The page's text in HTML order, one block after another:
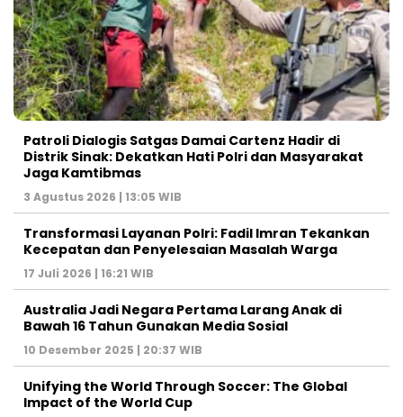
Patroli Dialogis Satgas Damai Cartenz Hadir di
Distrik Sinak: Dekatkan Hati Polri dan Masyarakat
Jaga Kamtibmas
3 Agustus 2026 | 13:05 WIB
Transformasi Layanan Polri: Fadil Imran Tekankan
Kecepatan dan Penyelesaian Masalah Warga
17 Juli 2026 | 16:21 WIB
Australia Jadi Negara Pertama Larang Anak di
Bawah 16 Tahun Gunakan Media Sosial
10 Desember 2025 | 20:37 WIB
Unifying the World Through Soccer: The Global
Impact of the World Cup